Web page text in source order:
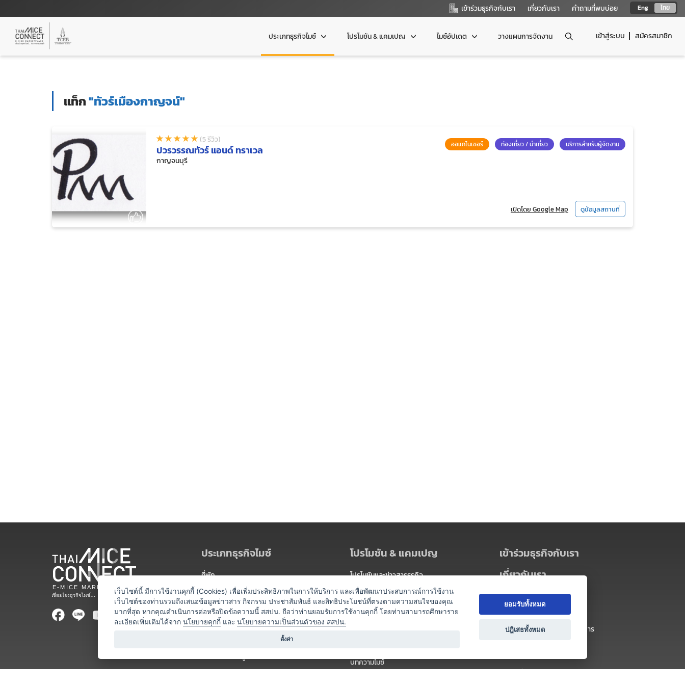
Eng ไทย
เข้าร่วมธุรกิจกับเรา เกี่ยวกับเรา คำถามที่พบบ่อย
เข้าสู่ระบบ สมัครสมาชิก
ประเภทธุรกิจไมซ์ โปรโมชัน & แคมเปญ ไมซ์อัปเดต วางแผนการจัดงาน
แท็ก"ทัวร์เมืองกาญจน์"
(5 รีวิว)
ปวรวรรณทัวร์ แอนด์ ทราเวล
กาญจนบุรี
ออแกไนเซอร์ ท่องเที่ยว / นำเที่ยว บริการสำหรับผู้จัดงาน
เปิดโดย Google Map ดูข้อมูลสถานที่
ประเภทธุรกิจไมซ์
ที่พัก
สถานที่จัดงาน
ท่องเที่ยว / นำเที่ยว
ออแกไนเซอร์
บริการสำหรับผู้จัดงาน
โปรโมชัน & แคมเปญ
โปรโมชันและข่าวสารธุรกิจ
แพ็กเกจ
แคมเปญ
บทความไมซ์
เข้าร่วมธุรกิจกับเรา
เกี่ยวกับเรา
เกี่ยวกับ Thai MICE Connect
นโยบายความเป็นส่วนตัว
ข้อตกลง และเงื่อนไขการใช้บริการ
เว็บไซต์นี้ มีการใช้งานคุกกี้ (Cookies) เพื่อเพิ่มประสิทธิภาพในการให้บริการ และเพื่อพัฒนาประสบการณ์การใช้งาน
เว็บไซต์ของท่านรวมถึงเสนอข้อมูลข่าวสาร กิจกรรม ประชาสัมพันธ์ และสิทธิประโยชน์ที่ตรงตามความสนใจของคุณ
มากที่สุด หากคุณดำเนินการต่อหรือปิดข้อความนี้ สสปน. ถือว่าท่านยอมรับการใช้งานคุกกี้ โดยท่านสามารถศึกษาราย
ละเอียดเพิ่มเติมได้จาก นโยบายคุกกี้ และ นโยบายความเป็นส่วนตัวของ สสปน.
ตั้งค่า
ยอมรับทั้งหมด
ปฎิเสธทั้งหมด